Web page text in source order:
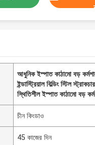
আধুনিক ইস্পাত কাঠামো বড়
ইন্ডাস্ট্রিয়াল বিল্ডিং স্টিল
স্থিতিশীল ইস্পাত কাঠামো বড়
চীন কিংডাও
45 কাজের দিন